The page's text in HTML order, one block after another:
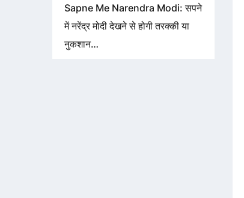
Sapne Me Narendra Modi: सपने
में नरेंद्र मोदी देखने से होगी तरक्की या
नुकशान…